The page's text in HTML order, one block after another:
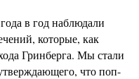
в год наблюдали
которые, как
Гринберга. Мы стали
что поп-